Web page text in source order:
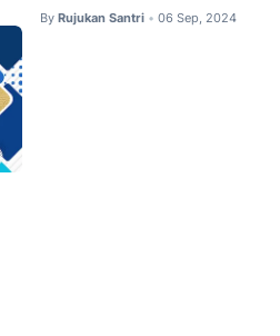
By Rujukan Santri • 06 Sep, 2024